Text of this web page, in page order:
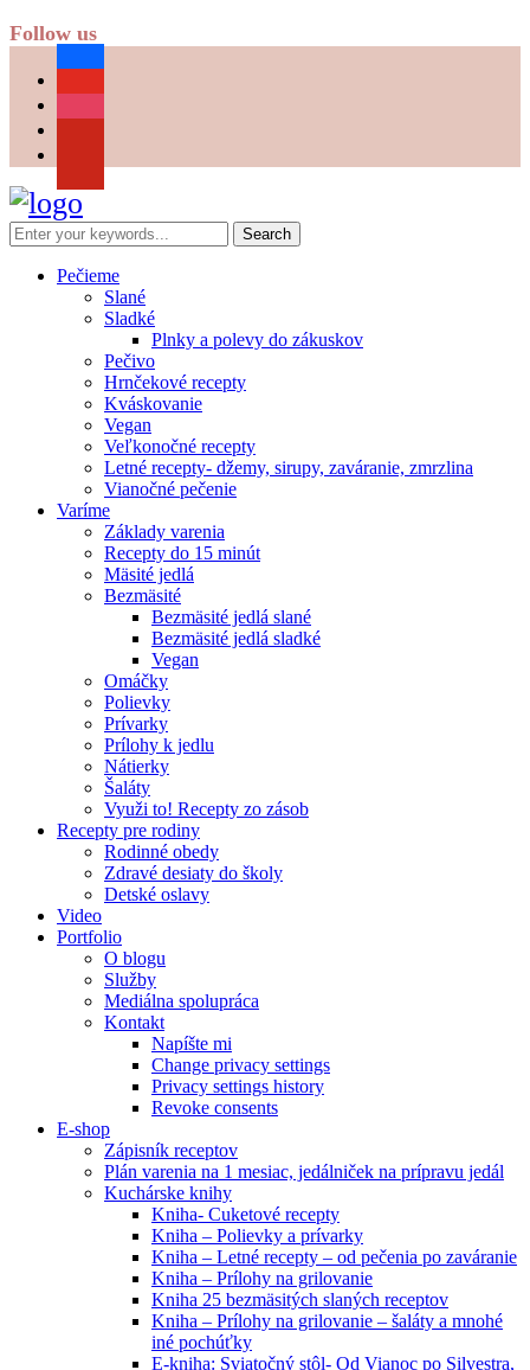
Follow us
Pečieme
Slané
Sladké
Plnky a polevy do zákuskov
Pečivo
Hrnčekové recepty
Kváskovanie
Vegan
Veľkonočné recepty
Letné recepty- džemy, sirupy, zaváranie, zmrzlina
Vianočné pečenie
Varíme
Základy varenia
Recepty do 15 minút
Mäsité jedlá
Bezmäsité
Bezmäsité jedlá slané
Bezmäsité jedlá sladké
Vegan
Omáčky
Polievky
Prívarky
Prílohy k jedlu
Nátierky
Šaláty
Využi to! Recepty zo zásob
Recepty pre rodiny
Rodinné obedy
Zdravé desiaty do školy
Detské oslavy
Video
Portfolio
O blogu
Služby
Mediálna spolupráca
Kontakt
Napíšte mi
Change privacy settings
Privacy settings history
Revoke consents
E-shop
Zápisník receptov
Plán varenia na 1 mesiac, jedálniček na prípravu jedál
Kuchárske knihy
Kniha- Cuketové recepty
Kniha – Polievky a prívarky
Kniha – Letné recepty – od pečenia po zaváranie
Kniha – Prílohy na grilovanie
Kniha 25 bezmäsitých slaných receptov
Kniha – Prílohy na grilovanie – šaláty a mnohé
iné pochúťky
E-kniha: Sviatočný stôl- Od Vianoc po Silvestra,